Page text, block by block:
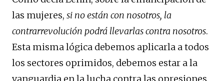
las mujeres, si no están con nosotros, la
contrarrevolución podrá llevarlas contra nosotros.
Esta misma lógica debemos aplicarla a todos
los sectores oprimidos, debemos estar a la